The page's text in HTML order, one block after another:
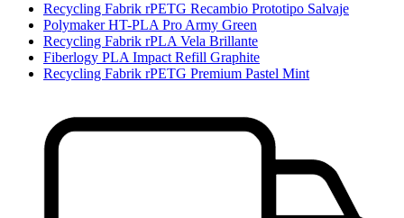
Recycling Fabrik rPETG Recambio Prototipo Salvaje
Polymaker HT-PLA Pro Army Green
Recycling Fabrik rPLA Vela Brillante
Fiberlogy PLA Impact Refill Graphite
Recycling Fabrik rPETG Premium Pastel Mint